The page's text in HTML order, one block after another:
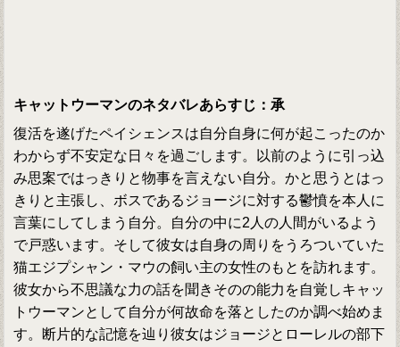
キャットウーマンのネタバレあらすじ：承
復活を遂げたペイシェンスは自分自身に何が起こったのか
わからず不安定な日々を過ごします。以前のように引っ込
み思案ではっきりと物事を言えない自分。かと思うとはっ
きりと主張し、ボスであるジョージに対する鬱憤を本人に
言葉にしてしまう自分。自分の中に2人の人間がいるよう
で戸惑います。そして彼女は自身の周りをうろついていた
猫エジプシャン・マウの飼い主の女性のもとを訪れます。
彼女から不思議な力の話を聞きそのの能力を自覚しキャッ
トウーマンとして自分が何故命を落としたのか調べ始めま
す。断片的な記憶を辿り彼女はジョージとローレルの部下